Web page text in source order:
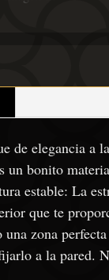
de elegancia a
un bonito
estable: La
que te
zona
a la pared.